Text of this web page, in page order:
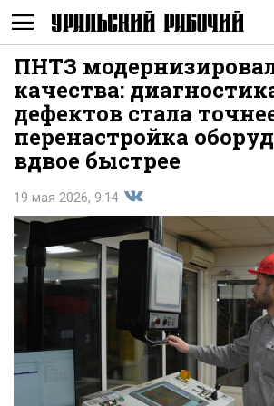
Не
ПНТЗ
качества:
дефектов стала
перенастройка
вдвое быстрее
19 мая 2026, 9:14
Поделиться